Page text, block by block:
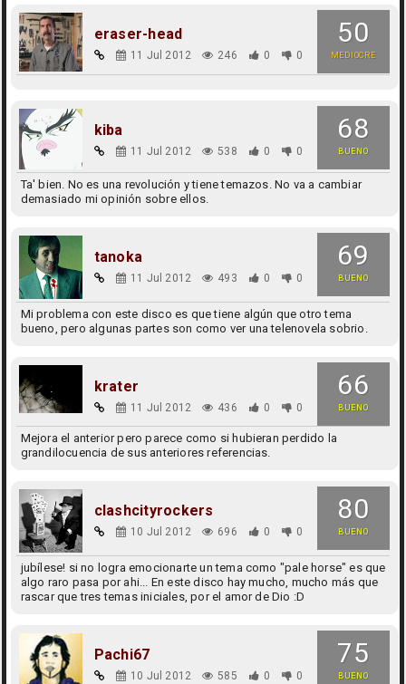
50
MEDIOCRE
eraser-head
11 Jul 2012 246 0 0
68
BUENO
kiba
11 Jul 2012 538 0 0
Ta' bien. No es una revolución y tiene temazos. No va a cambiar
demasiado mi opinión sobre ellos.
69
BUENO
tanoka
11 Jul 2012 493 0 0
Mi problema con este disco es que tiene algún que otro tema
bueno, pero algunas partes son como ver una telenovela sobrio.
66
BUENO
krater
11 Jul 2012 436 0 0
Mejora el anterior pero parece como si hubieran perdido la
grandilocuencia de sus anteriores referencias.
80
BUENO
clashcityrockers
10 Jul 2012 696 0 0
jubílese! si no logra emocionarte un tema como "pale horse" es que
algo raro pasa por ahi... En este disco hay mucho, mucho más que
rascar que tres temas iniciales, por el amor de Dio :D
75
BUENO
Pachi67
10 Jul 2012 585 0 0